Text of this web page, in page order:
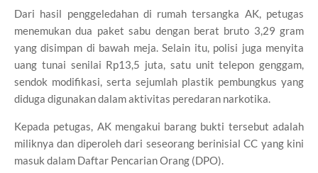
Dari hasil penggeledahan di rumah tersangka AK, petugas
menemukan dua paket sabu dengan berat bruto 3,29 gram
yang disimpan di bawah meja. Selain itu, polisi juga menyita
uang tunai senilai Rp13,5 juta, satu unit telepon genggam,
sendok modifikasi, serta sejumlah plastik pembungkus yang
diduga digunakan dalam aktivitas peredaran narkotika.
Kepada petugas, AK mengakui barang bukti tersebut adalah
miliknya dan diperoleh dari seseorang berinisial CC yang kini
masuk dalam Daftar Pencarian Orang (DPO).